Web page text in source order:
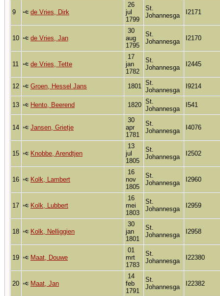
9 de Vries, Dirk
26
jul
1799
St.
Johannesga
I2171
10 de Vries, Jan
30
aug
1795
St.
Johannesga
I2170
11 de Vries, Tette
17
jan
1782
St.
Johannesga
I2445
12 Groen, Hessel Jans 1801
St.
Johannesga
I9214
13 Hento, Beerend 1820 St.
Johannesga
I541
14 Jansen, Grietje
30
apr
1781
St.
Johannesga
I4076
15 Knobbe, Arendtjen
13
jul
1805
St.
Johannesga
I2502
16 Kolk, Lambert
16
nov
1805
St.
Johannesga
I2960
17 Kolk, Lubbert
16
mei
1803
St.
Johannesga
I2959
18 Kolk, Nelliggien
30
jan
1801
St.
Johannesga
I2958
19 Maat, Douwe
01
mrt
1783
St.
Johannesga
I22380
20 Maat, Jan
14
feb
1791
St.
Johannesga
I22382